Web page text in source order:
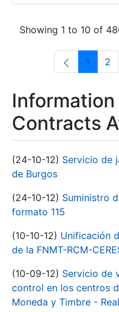
Showing 1 to 10 of
Page
1 2
Contracts
(24-10-12) Servicio de
de Burgos
(24-10-12) Suministro
formato 115
(10-10-12) Unificación
de la FNMT-RCM-
(10-09-12) Servicio de
control en los centros
Moneda y Timbre -